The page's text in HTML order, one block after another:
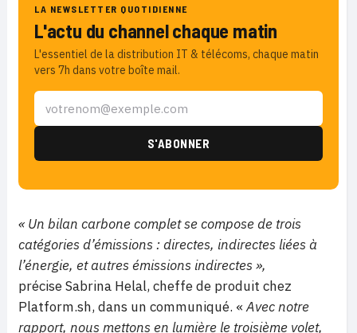
LA NEWSLETTER QUOTIDIENNE
L'actu du channel chaque matin
L'essentiel de la distribution IT & télécoms, chaque matin
vers 7h dans votre boîte mail.
« Un bilan carbone complet se compose de trois
catégories d’émissions : directes, indirectes liées à
l’énergie, et autres émissions indirectes »,
précise Sabrina Helal, cheffe de produit chez
Platform.sh, dans un communiqué. «Avec notre
rapport, nous mettons en lumière le troisième volet,